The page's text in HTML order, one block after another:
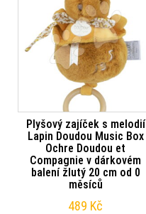
Plyšový zajíček s melodií
Lapin Doudou Music Box
Ochre Doudou et
Compagnie v dárkovém
balení žlutý 20 cm od 0
měsíců
489 Kč